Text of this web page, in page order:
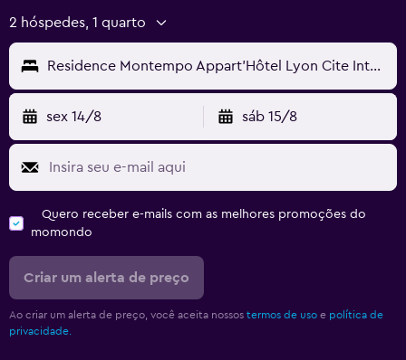
2 hóspedes, 1 quarto
Residence Montempo Appart'Hôtel Lyon Cite Internationale
sex 14/8 sáb 15/8
Quero receber e-mails com as melhores promoções do
momondo
Criar um alerta de preço
Ao criar um alerta de preço, você aceita nossos termos de uso e política de
privacidade.